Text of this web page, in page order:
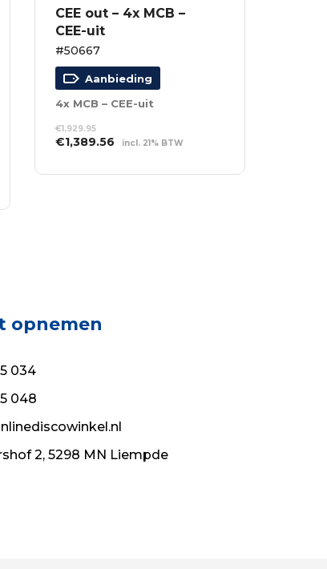
CEE out – 4x MCB –
CEE-uit
#50667
Aanbieding
4x MCB – CEE-uit
€1,929.95
Oorspronkelijke
was:
€1,389.56 Huidige
is:
incl. 21% BTW
WINKELWAGEN
opnemen
034
048
2, 5298 MN Liempde